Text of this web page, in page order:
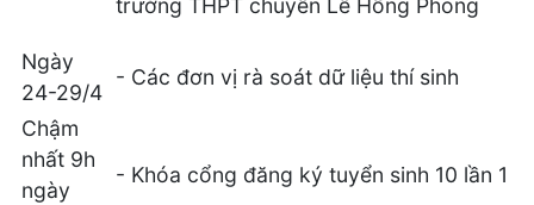
trường THPT chuyên Lê Hồng Phong
Ngày
24-29/4
- Các đơn vị rà soát dữ liệu thí sinh
Chậm
nhất 9h
ngày
- Khóa cổng đăng ký tuyển sinh 10 lần 1